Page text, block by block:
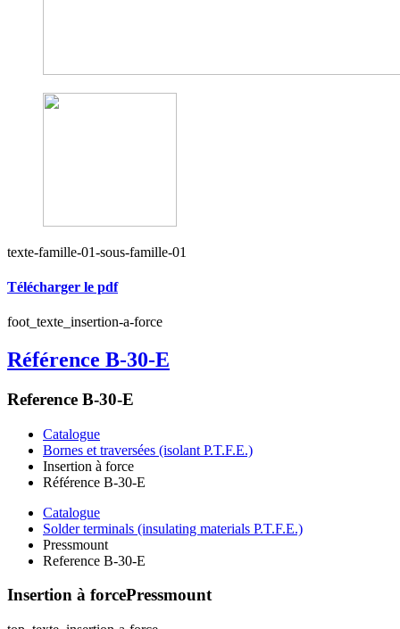
texte-famille-01-sous-famille-01
Télécharger le pdf
foot_texte_insertion-a-force
Référence B-30-E
Reference B-30-E
Catalogue
Bornes et traversées (isolant P.T.F.E.)
Insertion à force
Référence B-30-E
Catalogue
Solder terminals (insulating materials P.T.F.E.)
Pressmount
Reference B-30-E
Insertion à forcePressmount